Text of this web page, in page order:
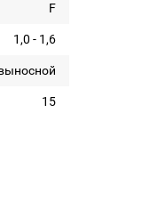
F
1,0 - 1,6
15